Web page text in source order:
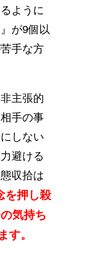
ように
が9個以
手な方
主張的
手の事
しない
避ける
収拾は
を押し殺
気持ち
す。